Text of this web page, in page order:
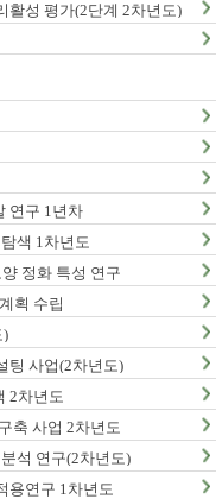
활성 평가(2단계 2차년도)
연구 1년차
색 1차년도
정화 특성 연구
획 수립
)
팅 사업(2차년도)
2차년도
축 사업 2차년도
석 연구(2차년도)
용연구 1차년도